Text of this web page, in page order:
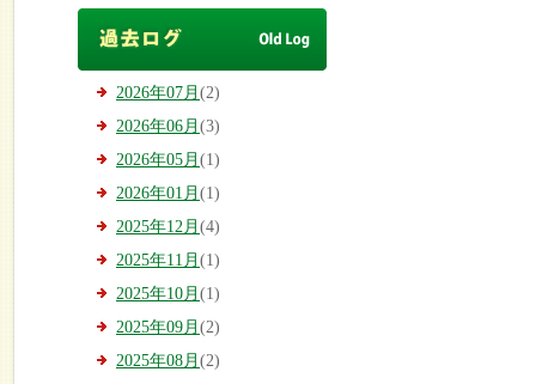
2026年07月 (2)
2026年06月 (3)
2026年05月 (1)
2026年01月 (1)
2025年12月 (4)
2025年11月 (1)
2025年10月 (1)
2025年09月 (2)
2025年08月 (2)